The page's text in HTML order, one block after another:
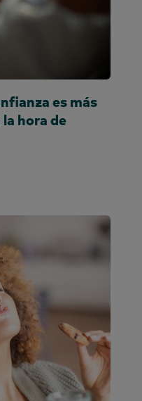
es más
hora de